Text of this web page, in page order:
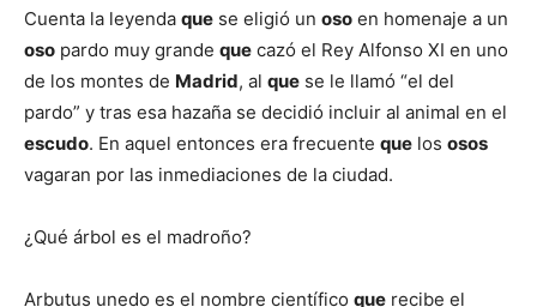
Cuenta la leyenda que se eligió un oso en homenaje a un
oso pardo muy grande que cazó el Rey Alfonso XI en uno
de los montes de Madrid, al que se le llamó “el del
pardo” y tras esa hazaña se decidió incluir al animal en el
escudo. En aquel entonces era frecuente que los osos
vagaran por las inmediaciones de la ciudad.
¿Qué árbol es el madroño?
Arbutus unedo es el nombre científico que recibe el